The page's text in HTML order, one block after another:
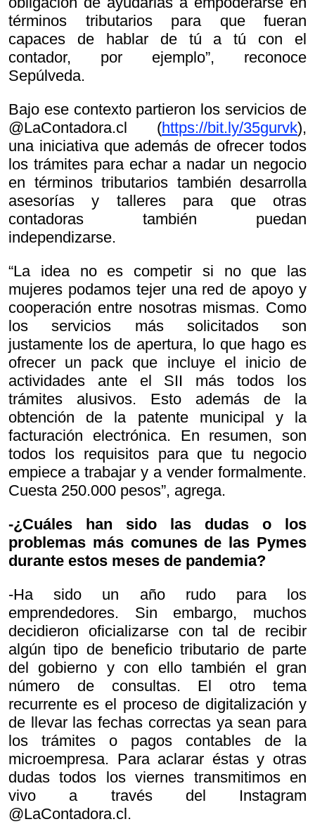
términos tributarios para que fueran
capaces de hablar de tú a tú con el
contador, por ejemplo”, reconoce
Sepúlveda.
Bajo ese contexto partieron los servicios de
@LaContadora.cl (https://bit.ly/35gurvk),
una iniciativa que además de ofrecer todos
los trámites para echar a nadar un negocio
en términos tributarios también desarrolla
asesorías y talleres para que otras
contadoras también puedan
independizarse.
“La idea no es competir si no que las
mujeres podamos tejer una red de apoyo y
cooperación entre nosotras mismas. Como
los servicios más solicitados son
justamente los de apertura, lo que hago es
ofrecer un pack que incluye el inicio de
actividades ante el SII más todos los
trámites alusivos. Esto además de la
obtención de la patente municipal y la
facturación electrónica. En resumen, son
todos los requisitos para que tu negocio
empiece a trabajar y a vender formalmente.
Cuesta 250.000 pesos”, agrega.
-¿Cuáles han sido las dudas o los
problemas más comunes de las Pymes
durante estos meses de pandemia?
-Ha sido un año rudo para los
emprendedores. Sin embargo, muchos
decidieron oficializarse con tal de recibir
algún tipo de beneficio tributario de parte
del gobierno y con ello también el gran
número de consultas. El otro tema
recurrente es el proceso de digitalización y
de llevar las fechas correctas ya sean para
los trámites o pagos contables de la
microempresa. Para aclarar éstas y otras
dudas todos los viernes transmitimos en
vivo a través del Instagram
@LaContadora.cl.